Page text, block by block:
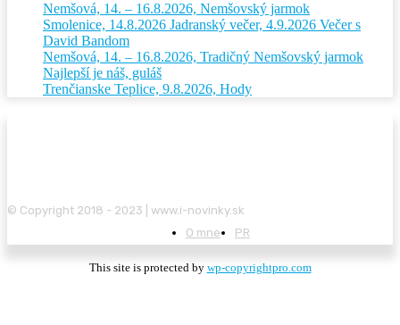
Nemšová, 14. – 16.8.2026, Nemšovský jarmok
Smolenice, 14.8.2026 Jadranský večer, 4.9.2026 Večer s
David Bandom
Nemšová, 14. – 16.8.2026, Tradičný Nemšovský jarmok
Najlepší je náš, guláš
Trenčianske Teplice, 9.8.2026, Hody
© Copyright 2018 - 2023 | www.i-novinky.sk
O mne
PR
This site is protected by wp-copyrightpro.com